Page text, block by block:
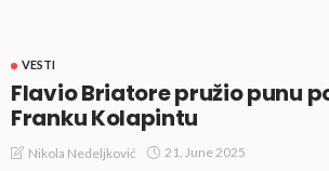
VESTI
Flavio Briatore pružio punu
Franku Kolapintu
Nikola Nedeljković 21, June 2025